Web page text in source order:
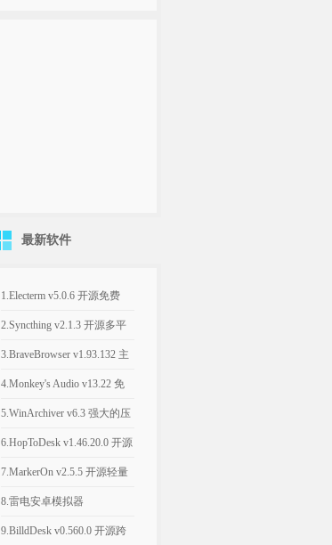
最新软件
1.Electerm v5.0.6 开源免费
SSH桌面终端管理软件
2.Syncthing v2.1.3 开源多平
台的文件同步工具
3.BraveBrowser v1.93.132 主
打隐私安全的浏览器
4.Monkey's Audio v13.22 免
费无损音频压缩工具
5.WinArchiver v6.3 强大的压
缩解压缩软件
6.HopToDesk v1.46.20.0 开源
跨平台免费商用远程工具
7.MarkerOn v2.5.5 开源轻量
级屏幕标注工具
8.雷电安卓模拟器
v14.0.22/v9.5.32 电脑端玩手
9.BilldDesk v0.560.0 开源跨